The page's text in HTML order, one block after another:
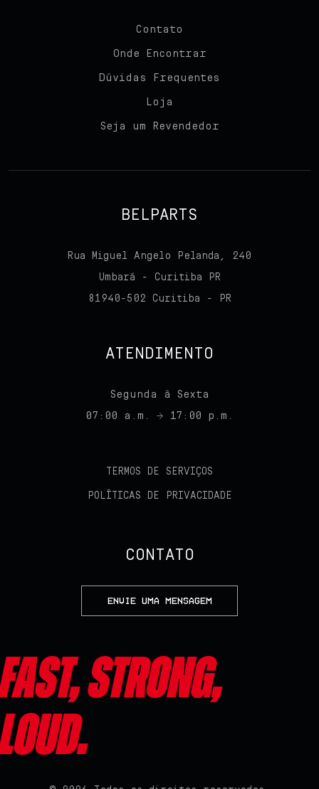
Contato
Onde Encontrar
Dúvidas Frequentes
Loja
Seja um Revendedor
BELPARTS
Rua Miguel Angelo Pelanda, 240
Umbará - Curitiba PR
81940-502 Curitiba - PR
ATENDIMENTO
Segunda à Sexta
07:00 a.m. → 17:00 p.m.
TERMOS DE SERVIÇOS
POLÍTICAS DE PRIVACIDADE
CONTATO
ENVIE UMA MENSAGEM
Fast, Strong,
Loud.